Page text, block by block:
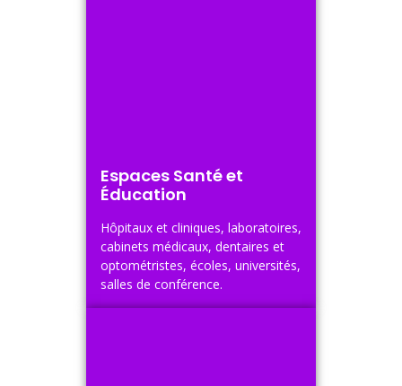
Espaces Santé et
Éducation
Hôpitaux et cliniques, laboratoires,
cabinets médicaux, dentaires et
optométristes, écoles, universités,
salles de conférence.